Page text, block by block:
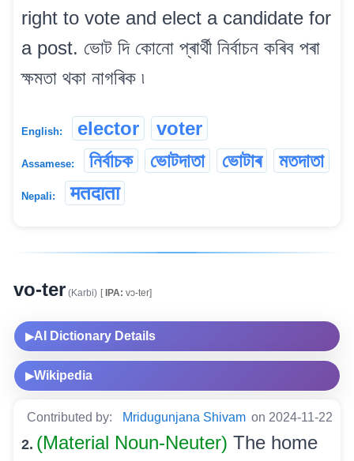
right to vote and elect a candidate for
a post. ভোট দি কোনো প্ৰাৰ্থী নিৰ্বাচন কৰিব পৰা
ক্ষমতা থকা নাগৰিক ৷
English: elector voter
Assamese: নিৰ্বাচক ভোটদাতা ভোটাৰ মতদাতা
Nepali: मतदाता
vo-ter (Karbi) [IPA: vɔ-ter]
▶AI Dictionary Details
▶Wikipedia
Contributed by: Mridugunjana Shivam on 2024-11-22
2. (Material Noun-Neuter) The home